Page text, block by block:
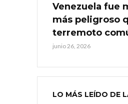
Venezuela fue
más peligroso
terremoto
junio 26, 2026
LO MÁS LEÍDO DE